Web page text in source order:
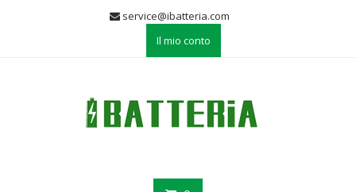
service@ibatteria.com
Il mio conto